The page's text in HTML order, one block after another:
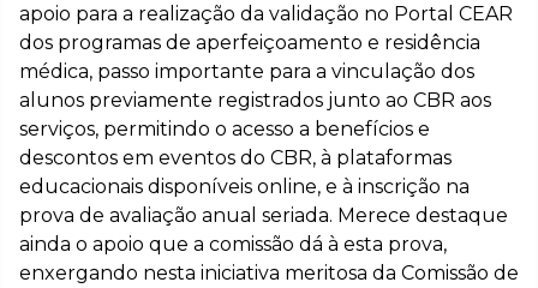
apoio para a realização da validação no Portal CEAR
dos programas de aperfeiçoamento e residência
médica, passo importante para a vinculação dos
alunos previamente registrados junto ao CBR aos
serviços, permitindo o acesso a benefícios e
descontos em eventos do CBR, à plataformas
educacionais disponíveis online, e à inscrição na
prova de avaliação anual seriada. Merece destaque
ainda o apoio que a comissão dá à esta prova,
enxergando nesta iniciativa meritosa da Comissão de